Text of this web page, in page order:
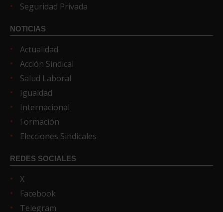
Seguridad Privada
NOTICIAS
Actualidad
Acción Sindical
Salud Laboral
Igualdad
Internacional
Formación
Elecciones Sindicales
REDES SOCIALES
X
Facebook
Telegram